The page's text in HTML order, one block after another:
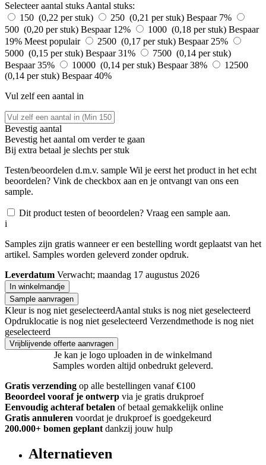
Selecteer aantal stuksAantal stuks:
150 (0,22 per stuk)
250 (0,21 per stuk) Bespaar 7%
500 (0,20 per stuk) Bespaar 12% 1000 (0,18 per stuk) Bespaar
19% Meest populair 2500 (0,17 per stuk) Bespaar 25%
5000 (0,15 per stuk) Bespaar 31%
7500 (0,14 per stuk)
Bespaar 35%
10000 (0,14 per stuk) Bespaar 38%
12500
(0,14 per stuk) Bespaar 40%
Vul zelf een aantal in
Bevestig aantal
Bevestig het aantal om verder te gaan
Bij extra betaal je slechts per stuk
Testen/beoordelen d.m.v. sample Wil je eerst het product in het echt
beoordelen? Vink de checkbox aan en je ontvangt van ons een
sample.
Dit product testen of beoordelen? Vraag een sample aan.
i
Samples zijn gratis wanneer er een bestelling wordt geplaatst van het
artikel. Samples worden geleverd zonder opdruk.
Leverdatum Verwacht; maandag 17 augustus 2026
In winkelmandje
Sample aanvragen
Kleur is nog niet geselecteerdAantal stuks is nog niet geselecteerd
Opdruklocatie is nog niet geselecteerd Verzendmethode is nog niet
geselecteerd
Vrijblijvende offerte aanvragen
Je kan je logo uploaden in de winkelmand
Samples worden altijd onbedrukt geleverd.
Gratis verzending op alle bestellingen vanaf €100
Beoordeel vooraf je ontwerp via je gratis drukproef
Eenvoudig achteraf betalen of betaal gemakkelijk online
Gratis annuleren voordat je drukproef is goedgekeurd
200.000+ bomen geplant dankzij jouw hulp
Alternatieven